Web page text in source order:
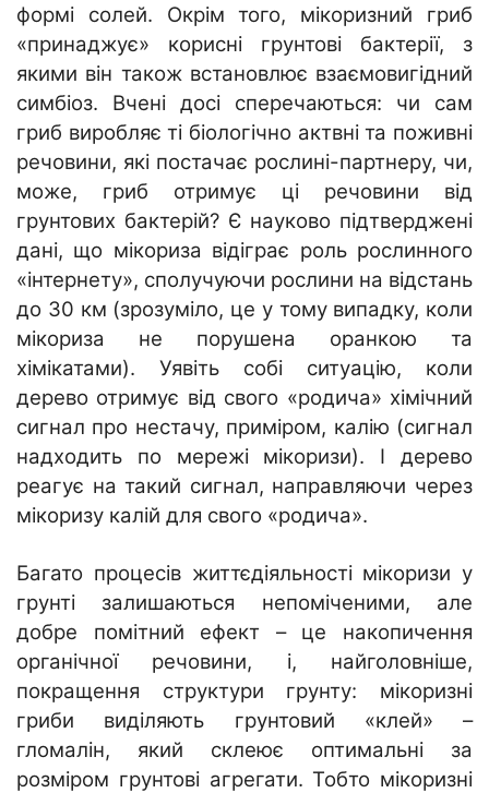
формі солей. Окрім того, мікоризний гриб
«принаджує» корисні грунтові бактерії, з
якими він також встановлює взаємовигідний
симбіоз. Вчені досі сперечаються: чи сам
гриб виробляє ті біологічно актвні та поживні
речовини, які постачає рослині-партнеру, чи,
може, гриб отримує ці речовини від
грунтових бактерій? Є науково підтверджені
дані, що мікориза відіграє роль рослинного
«інтернету», сполучуючи рослини на відстань
до 30 км (зрозуміло, це у тому випадку, коли
мікориза не порушена оранкою та
хімікатами). Уявіть собі ситуацію, коли
дерево отримує від свого «родича» хімічний
сигнал про нестачу, приміром, калію (сигнал
надходить по мережі мікоризи). І дерево
реагує на такий сигнал, направляючи через
мікоризу калій для свого «родича».
Багато процесів життєдіяльності мікоризи у
грунті залишаються непоміченими, але
добре помітний ефект – це накопичення
органічної речовини, і, найголовніше,
покращення структури грунту: мікоризні
гриби виділяють грунтовий «клей» –
гломалін, який склеює оптимальні за
розміром грунтові агрегати. Тобто мікоризні